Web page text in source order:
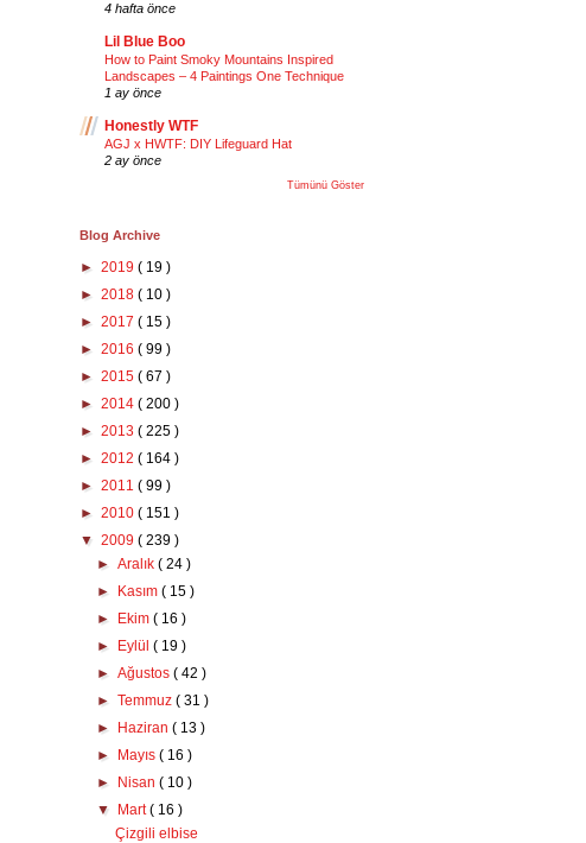
4 hafta önce
Lil Blue Boo
How to Paint Smoky Mountains Inspired
Landscapes – 4 Paintings One Technique
1 ay önce
Honestly WTF
AGJ x HWTF: DIY Lifeguard Hat
2 ay önce
Tümünü Göster
Blog Archive
► 2019 ( 19 )
► 2018 ( 10 )
► 2017 ( 15 )
► 2016 ( 99 )
► 2015 ( 67 )
► 2014 ( 200 )
► 2013 ( 225 )
► 2012 ( 164 )
► 2011 ( 99 )
► 2010 ( 151 )
▼ 2009 ( 239 )
►Aralık( 24 )
►
Kasım( 15 )
►
Ekim( 16 )
►
Eylül( 19 )
►Ağustos( 42 )
►Temmuz( 31 )
►
Haziran( 13 )
►
Mayıs( 16 )
►
Nisan( 10 )
▼
Mart( 16 )
Çizgili elbise